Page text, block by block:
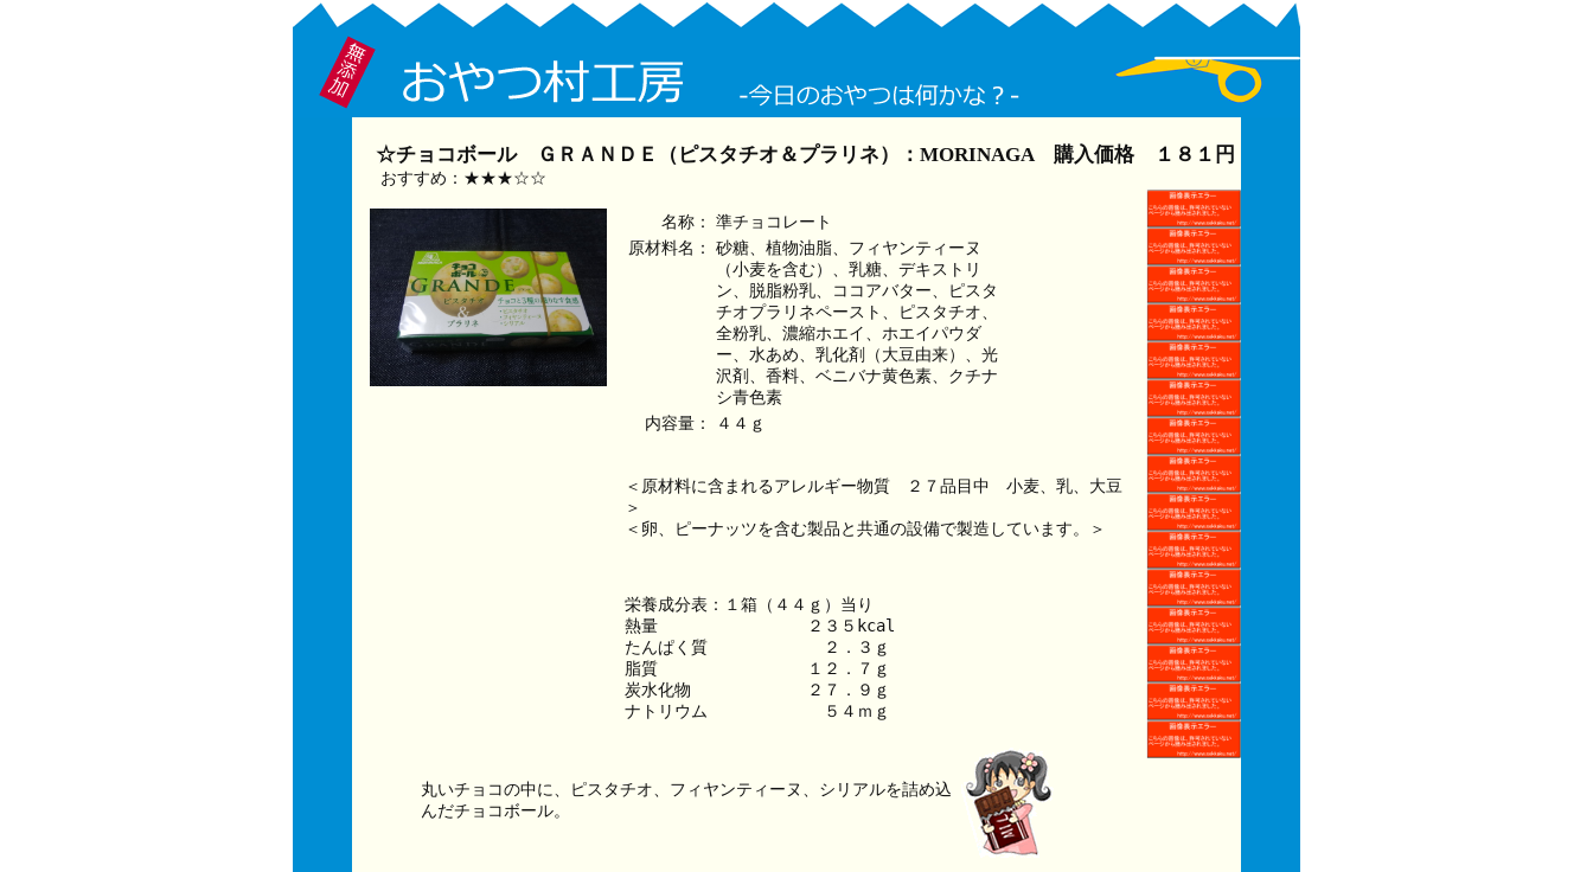
☆チョコボール ＧＲＡＮＤＥ（ピスタチオ＆プラリネ）：MORINAGA 購入価格 １８１円
おすすめ：★★★☆☆
名称：
準チョコレート
原材料名：
砂糖、植物油脂、フィヤンティーヌ
（小麦を含む）、乳糖、デキストリ
ン、脱脂粉乳、ココアバター、ピスタ
チオプラリネペースト、ピスタチオ、
全粉乳、濃縮ホエイ、ホエイパウダ
ー、水あめ、乳化剤（大豆由来）、光
沢剤、香料、ベニバナ黄色素、クチナ
シ青色素
内容量：
４４ｇ
＜原材料に含まれるアレルギー物質 ２７品目中 小麦、乳、大豆
＞
＜卵、ピーナッツを含む製品と共通の設備で製造しています。＞
栄養成分表：１箱（４４ｇ）当り
熱量　　　　　　　　　２３５kcal
たんぱく質　　　　　　　２．３ｇ
脂質　　　　　　　　　１２．７ｇ
炭水化物　　　　　　　２７．９ｇ
ナトリウム　　　　　　　５４ｍｇ
丸いチョコの中に、ピスタチオ、フィヤンティーヌ、シリアルを詰め込
んだチョコボール。